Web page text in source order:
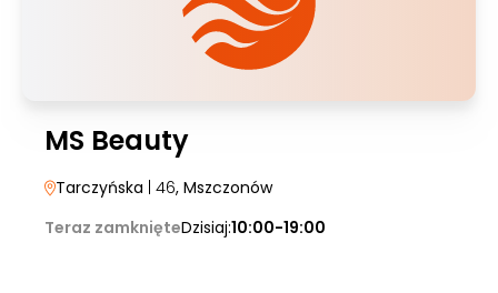
MS Beauty
Tarczyńska | 46, Mszczonów
Teraz zamknięteDzisiaj:10:00-19:00